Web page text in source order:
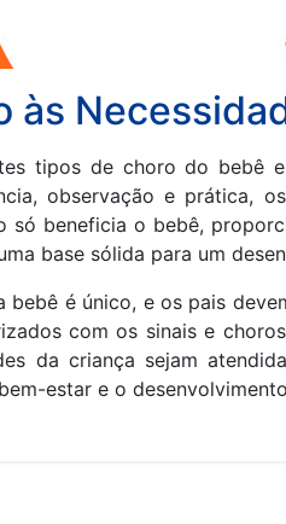
às
tipos de choro do bebê
observação e prática,
só beneficia o bebê,
base sólida para um
bebê é único, e os pais
com os sinais e
da criança sejam
estar e o